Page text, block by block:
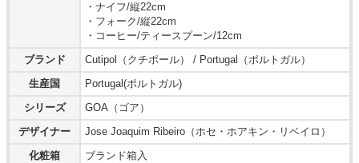
・ナイフ/縦22cm
・フォーク/縦22cm
・コーヒー/ティースプーン/12cm
ブランド
Cutipol（クチポール） / Portugal（ポルトガル）
生産国
Portugal(ポルトガル)
シリーズ
GOA（ゴア）
デザイナー
Jose Joaquim Ribeiro（ホセ・ホアキン・リベイロ）
化粧箱
ブランド箱入